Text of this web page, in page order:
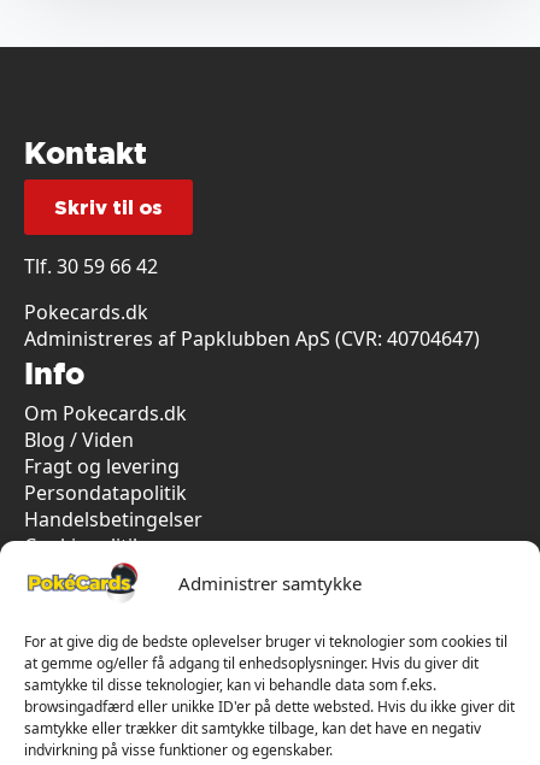
Administrer samtykke
For at give dig de bedste oplevelser bruger vi teknologier som cookies til
at gemme og/eller få adgang til enhedsoplysninger. Hvis du giver dit
samtykke til disse teknologier, kan vi behandle data som f.eks.
browsingadfærd eller unikke ID'er på dette websted. Hvis du ikke giver dit
samtykke eller trækker dit samtykke tilbage, kan det have en negativ
indvirkning på visse funktioner og egenskaber.
Kontakt
Skriv til os
Tlf. 30 59 66 42
Pokecards.dk
Administreres af Papklubben ApS (CVR: 40704647)
Info
Om Pokecards.dk
Blog / Viden
Fragt og levering
Persondatapolitik
Handelsbetingelser
Cookiepolitik
Vi har kun 5-stjernet anmeldelser på Trustpilot